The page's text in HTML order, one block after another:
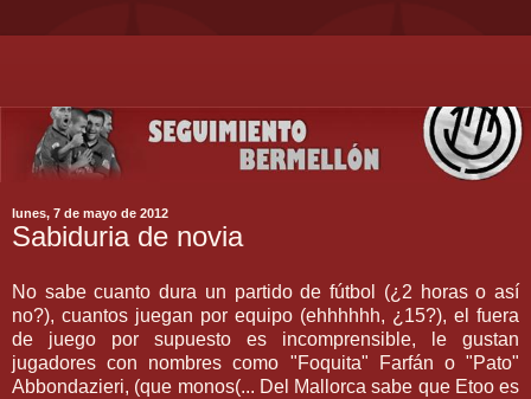
lunes, 7 de mayo de 2012
Sabiduria de novia
No sabe cuanto dura un partido de fútbol (¿2 horas o así
no?), cuantos juegan por equipo (ehhhhhh, ¿15?), el fuera
de juego por supuesto es incomprensible, le gustan
jugadores con nombres como "Foquita" Farfán o "Pato"
Abbondazieri, (que monos(... Del Mallorca sabe que Etoo es